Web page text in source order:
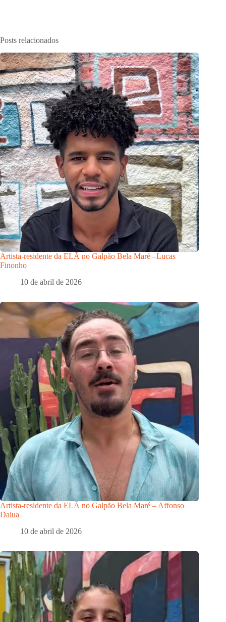
Posts relacionados
Artista-residente da ELÃ no Galpão Bela Maré –Lucas
Finonho
10 de abril de 2026
Artista-residente da ELÃ no Galpão Bela Maré – Affonso
Dalua
10 de abril de 2026